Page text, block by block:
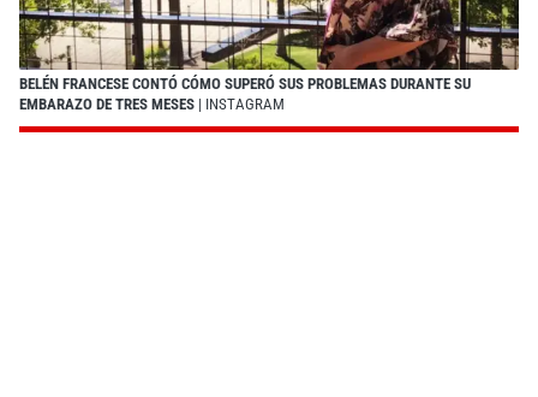
BELÉN FRANCESE CONTÓ CÓMO SUPERÓ SUS PROBLEMAS DURANTE SU
EMBARAZO DE TRES MESES | INSTAGRAM